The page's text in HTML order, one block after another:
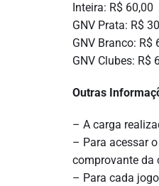
Inteira: R$ 60,00
GNV Prata: R$
GNV Branco: R$
GNV Clubes: R$
Outras
– A carga
– Para acessar
comprovante da
– Para cada